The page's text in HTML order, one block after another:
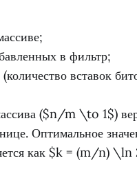
в фильтр;
вставок
($n/m \to 1$)
Оптимальное
как $k = (m/n) \ln